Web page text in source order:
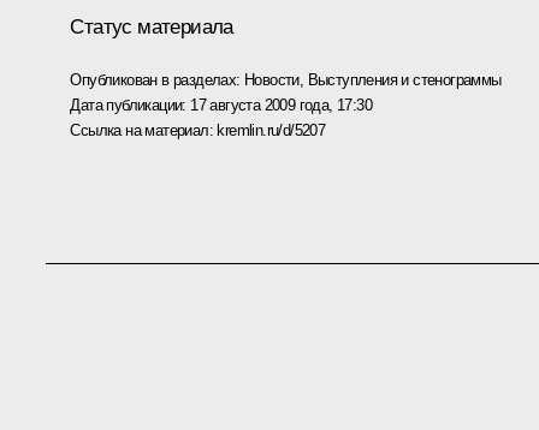
Статус материала
Опубликован в разделах: Новости, Выступления и стенограммы
Дата публикации: 17 августа 2009 года, 17:30
Ссылка на материал: kremlin.ru/d/5207